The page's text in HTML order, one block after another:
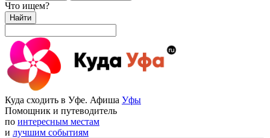
Что ищем?
Найти
Куда сходить в Уфе. Афиша Уфы
Помощник и путеводитель
по интересным местам
и лучшим событиям